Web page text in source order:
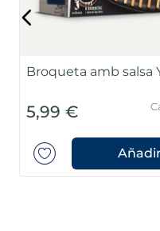
Broqueta amb salsa
5,99 €
Añadir